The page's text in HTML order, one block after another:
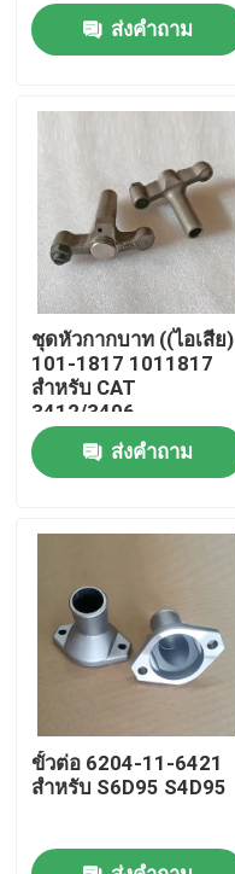
สินค้า
วิดีโอ
เกี่ยวกับเรา
ทัวร์โรงงาน
ติดต่อเรา
ดาวน์โหลด
บล็อก
ส่งคำถาม
ชุดหัวกากบาท ((ไอเสีย)
101-1817 1011817
สำหรับ CAT
3412/3406
ส่งคำถาม
ขั้วต่อ 6204-11-6421
สำหรับ S6D95 S4D95